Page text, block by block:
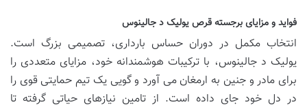
فواید و مزایای برجسته قرص یولیک د جالینوس
انتخاب مکمل در دوران حساس بارداری، تصمیمی بزرگ است.
یولیک د جالینوس، با ترکیبات هوشمندانه خود، مزایای متعددی را
برای مادر و جنین به ارمغان می آورد و گویی یک تیم حمایتی قوی را
در دل خود جای داده است. از تامین نیازهای حیاتی گرفته تا